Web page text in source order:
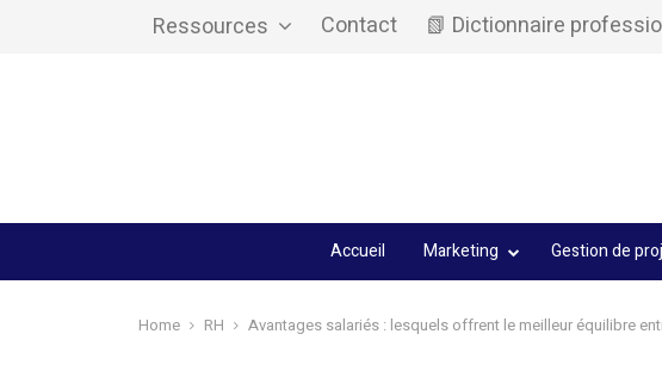
Ressources Contact 📗 Dictionnaire
Accueil Marketing Gestion de
Home RH Avantages salariés : lesquels offrent le meilleur équilibre